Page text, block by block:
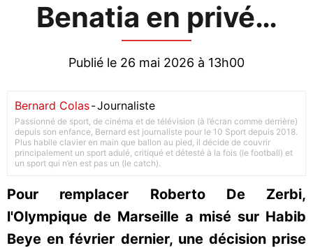
Benatia en privé…
Publié le 26 mai 2026 à 13h00
Bernard Colas-Journaliste
Passionné de sport, de cinéma et de télévision (à l’écran comme derrière)
depuis son enfance, Bernard est journaliste pour le 10 Sport depuis 2018.
Plus habile clavier en main que ballon au pied, il décide de couvrir
principalement un sport adulé, critiqué et détesté à la fois (le football) et
un sport qui n’en est pas un (le catch).
Pour remplacer Roberto De Zerbi,
l'Olympique de Marseille a misé sur Habib
Beye en février dernier, une décision prise